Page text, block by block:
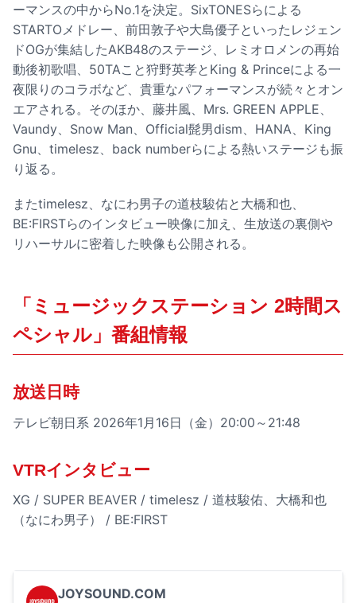
ーマンスの中からNo.1を決定。SixTONESらによる
STARTOメドレー、前田敦子や大島優子といったレジェン
ドOGが集結したAKB48のステージ、レミオロメンの再始
動後初歌唱、50TAこと狩野英孝とKing & Princeによる一
夜限りのコラボなど、貴重なパフォーマンスが続々とオン
エアされる。そのほか、藤井風、Mrs. GREEN APPLE、
Vaundy、Snow Man、Official髭男dism、HANA、King
Gnu、timelesz、back numberらによる熱いステージも振
り返る。
またtimelesz、なにわ男子の道枝駿佑と大橋和也、
BE:FIRSTらのインタビュー映像に加え、生放送の裏側や
リハーサルに密着した映像も公開される。
「ミュージックステーション 2時間ス
ペシャル」番組情報
放送日時
テレビ朝日系 2026年1月16日（金）20:00～21:48
VTRインタビュー
XG / SUPER BEAVER / timelesz / 道枝駿佑、大橋和也
（なにわ男子） / BE:FIRST
JOYSOUND.COM